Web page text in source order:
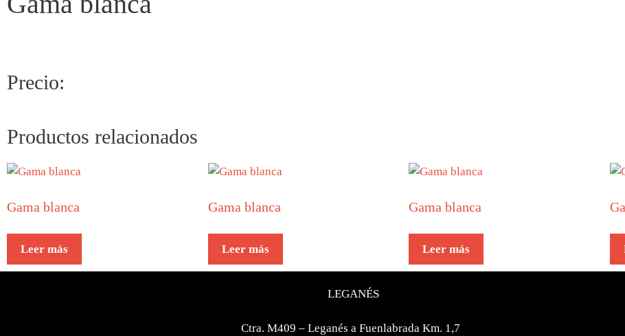
Precio:
Productos relacionados
Gama blanca
Leer más
Gama blanca
Leer más
Gama blanca
Leer más
LEGANÉS
Ctra. M409 – Leganés a Fuenlabrada Km. 1,7